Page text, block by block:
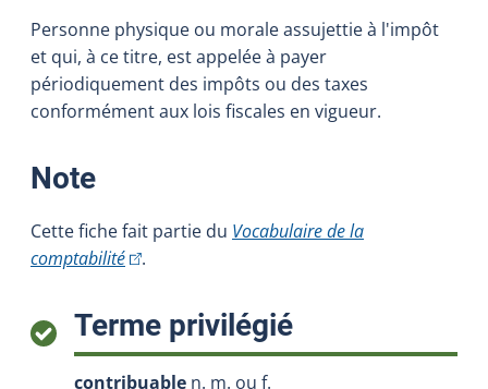
Personne physique ou morale assujettie à l'impôt
et qui, à ce titre, est appelée à payer
périodiquement des impôts ou des taxes
conformément aux lois fiscales en vigueur.
Note:
Cette fiche fait partie du Vocabulaire de la
comptabilité(Cet hyperlien externe s'ouvrira dans une
.
Terme privilégié:
contribuable n. m. ou f.